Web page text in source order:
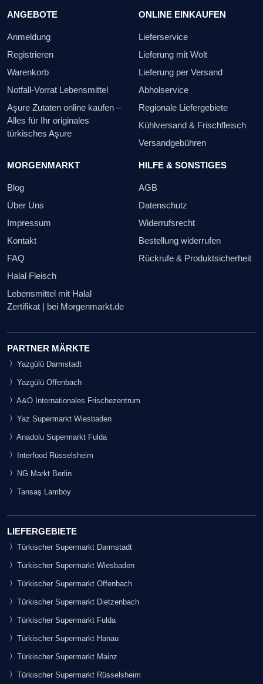
ANGEBOTE
Anmeldung
Registrieren
Warenkorb
Notfall-Vorrat Lebensmittel
Aşure Zutaten online kaufen –
Alles für Ihr originales
türkisches Aşure
ONLINE EINKAUFEN
Lieferservice
Lieferung mit Wolt
Lieferung per Versand
Abholservice
Regionale Liefergebiete
Kühlversand & Frischfleisch
Versandgebühren
MORGENMARKT
Blog
Über Uns
Impressum
Kontakt
FAQ
Halal Fleisch
Lebensmittel mit Halal
Zertifikat | bei Morgenmarkt.de
HILFE & SONSTIGES
AGB
Datenschutz
Widerrufsrecht
Bestellung widerrufen
Rückrufe & Produktsicherheit
PARTNER MÄRKTE
Yazgülü Darmstadt
Yazgülü Offenbach
A&O Internationales Frischezentrum
Yaz Supermarkt Wiesbaden
Anadolu Supermarkt Fulda
Interfood Rüsselsheim
NG Markt Berlin
Tansaş Lamboy
LIEFERGEBIETE
Türkischer Supermarkt Darmstadt
Türkischer Supermarkt Wiesbaden
Türkischer Supermarkt Offenbach
Türkischer Supermarkt Dietzenbach
Türkischer Supermarkt Fulda
Türkischer Supermarkt Hanau
Türkischer Supermarkt Mainz
Türkischer Supermarkt Rüsselsheim